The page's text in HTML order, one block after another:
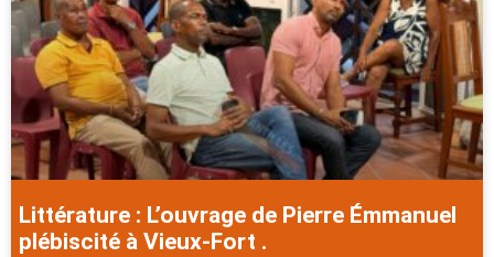
Littérature : L’ouvrage de Pierre Émmanuel
plébiscité à Vieux-Fort .